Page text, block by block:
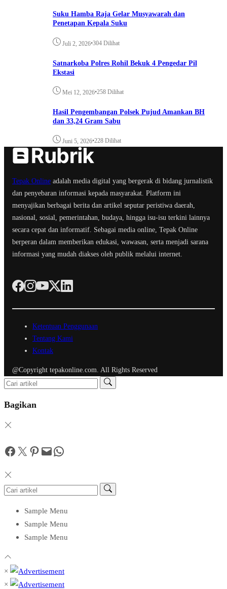
Suku Hamba Raja Gelar Musyawarah dan
Penetapan Kepala Suku
Juli 2, 2026•304 Dilihat
Satnarkoba Polres Rohil Bekuk 4 Pengedar Pil
Ekstasi
Mei 12, 2026•258 Dilihat
Hasil Pengembangan Polsek Pujud Amankan BH
dan 33,24 Gram Sabu
Juni 5, 2026•228 Dilihat
Tepak Online adalah media digital yang bergerak di bidang jurnalistik
dan penyebaran informasi kepada masyarakat. Platform ini
menyajikan berbagai berita dan artikel seputar peristiwa daerah,
nasional, sosial, pemerintahan, budaya, hingga isu-isu terkini lainnya
secara cepat dan informatif. Sebagai media online, Tepak Online
berperan dalam memberikan edukasi, wawasan, serta menjadi sarana
informasi yang mudah diakses oleh publik melalui internet.
Ketentuan Penggunaan
Tentang Kami
Kontak
@Copyright tepakonline.com. All Rights Reserved
Bagikan
Facebook
Twitter
Pinterest
MailWhatsApp
Sample Menu
Sample Menu
Sample Menu
×
×